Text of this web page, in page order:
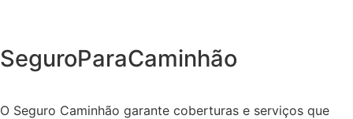
SeguroParaCaminhão
O Seguro Caminhão garante coberturas e serviços que